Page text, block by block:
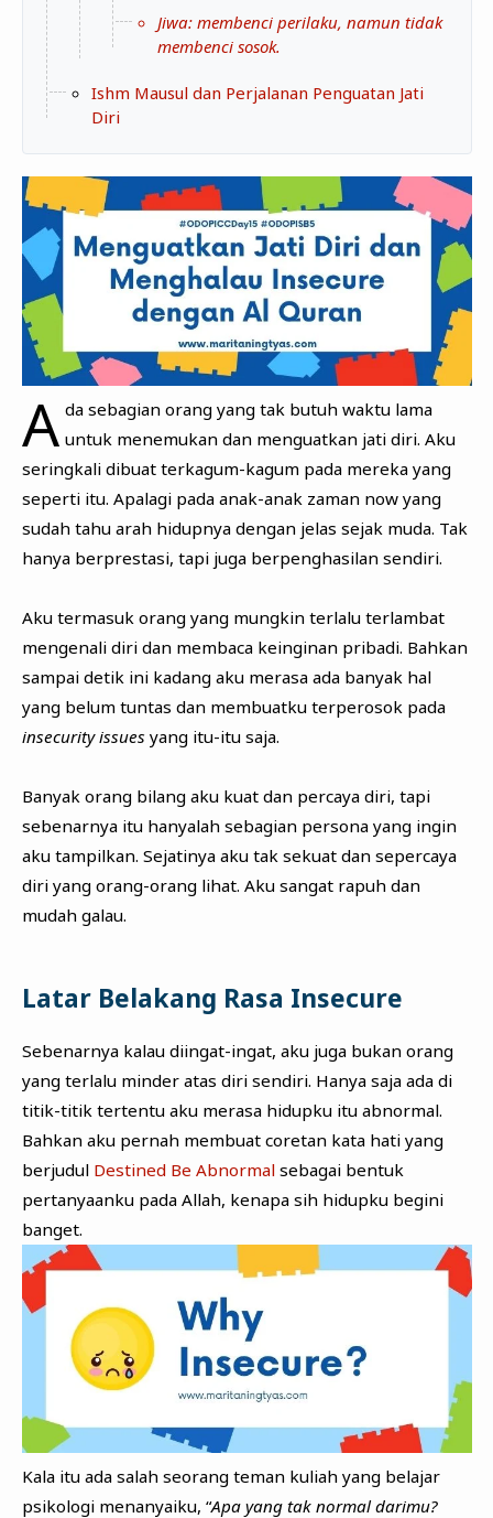
Jiwa: membenci perilaku, namun tidak
membenci sosok.
Ishm Mausul dan Perjalanan Penguatan Jati
Diri
A da sebagian orang yang tak butuh waktu lama
untuk menemukan dan menguatkan jati diri. Aku
seringkali dibuat terkagum-kagum pada mereka yang
seperti itu. Apalagi pada anak-anak zaman now yang
sudah tahu arah hidupnya dengan jelas sejak muda. Tak
hanya berprestasi, tapi juga berpenghasilan sendiri.
Aku termasuk orang yang mungkin terlalu terlambat
mengenali diri dan membaca keinginan pribadi. Bahkan
sampai detik ini kadang aku merasa ada banyak hal
yang belum tuntas dan membuatku terperosok pada
insecurity issuesyang itu-itu saja.
Banyak orang bilang aku kuat dan percaya diri, tapi
sebenarnya itu hanyalah sebagian persona yang ingin
aku tampilkan. Sejatinya aku tak sekuat dan sepercaya
diri yang orang-orang lihat. Aku sangat rapuh dan
mudah galau.
Latar Belakang Rasa Insecure
Sebenarnya kalau diingat-ingat, aku juga bukan orang
yang terlalu minder atas diri sendiri. Hanya saja ada di
titik-titik tertentu aku merasa hidupku itu abnormal.
Bahkan aku pernah membuat coretan kata hati yang
berjudul Destined Be Abnormalsebagai bentuk
pertanyaanku pada Allah, kenapa sih hidupku begini
banget.
Kala itu ada salah seorang teman kuliah yang belajar
psikologi menanyaiku, “Apa yang tak normal darimu?